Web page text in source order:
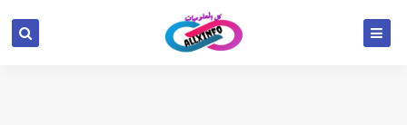
google.com, pub-6654709521456670, DIRECT,
f08c47fec0942fa0